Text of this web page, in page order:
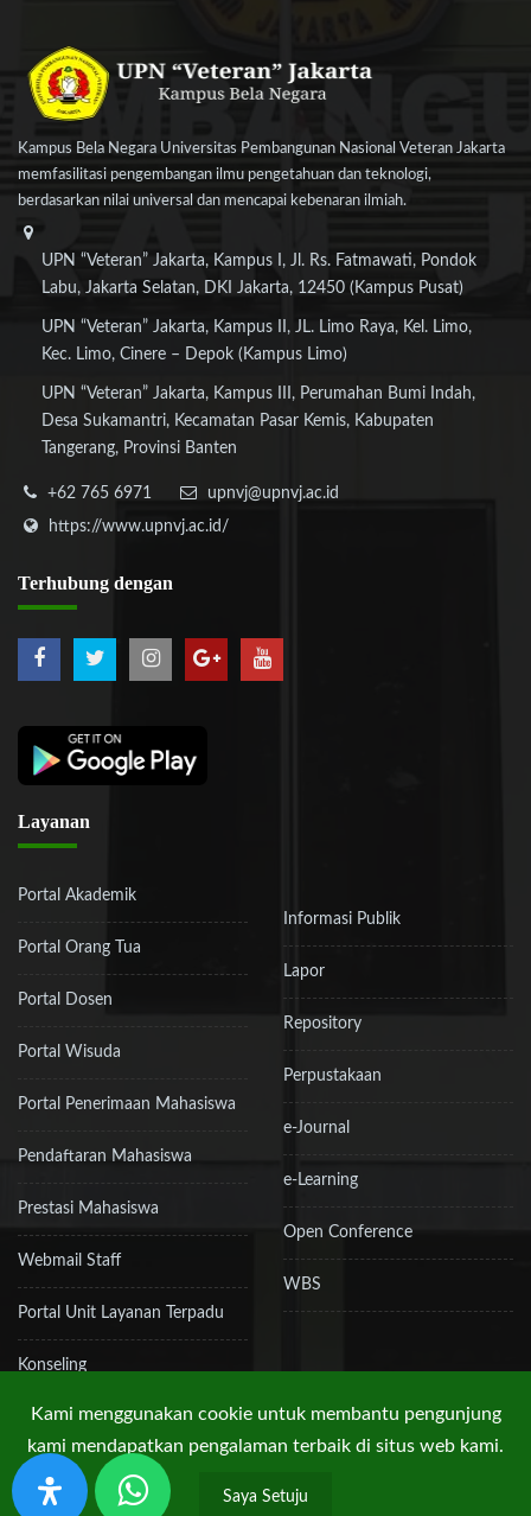
Kampus Bela Negara Universitas Pembangunan Nasional Veteran Jakarta
memfasilitasi pengembangan ilmu pengetahuan dan teknologi,
berdasarkan nilai universal dan mencapai kebenaran ilmiah.
UPN “Veteran” Jakarta, Kampus I, Jl. Rs. Fatmawati, Pondok
Labu, Jakarta Selatan, DKI Jakarta, 12450 (Kampus Pusat)
UPN “Veteran” Jakarta, Kampus II, JL. Limo Raya, Kel. Limo,
Kec. Limo, Cinere – Depok (Kampus Limo)
UPN “Veteran” Jakarta, Kampus III, Perumahan Bumi Indah,
Desa Sukamantri, Kecamatan Pasar Kemis, Kabupaten
Tangerang, Provinsi Banten
+62 765 6971
upnvj@upnvj.ac.id
https://www.upnvj.ac.id/
Terhubung dengan
Layanan
Portal Akademik
Portal Orang Tua
Portal Dosen
Portal Wisuda
Portal Penerimaan Mahasiswa
Pendaftaran Mahasiswa
Prestasi Mahasiswa
Webmail Staff
Portal Unit Layanan Terpadu
Konseling
Informasi Publik
Lapor
Repository
Perpustakaan
e-Journal
e-Learning
Open Conference
WBS
Hak Cipta © 2019 UPN "Veteran" Jakarta
Kami menggunakan cookie untuk membantu pengunjung
kami mendapatkan pengalaman terbaik di situs web kami.
Saya Setuju